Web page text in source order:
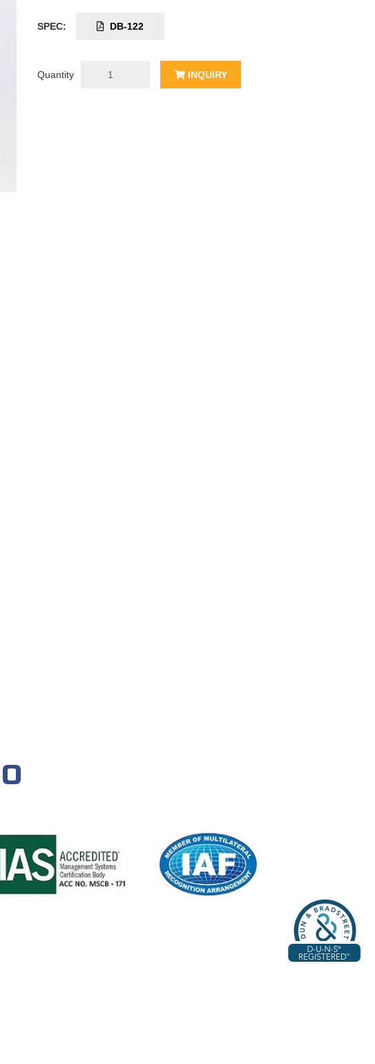
SPEC: DB-122
Quantity INQUIRY